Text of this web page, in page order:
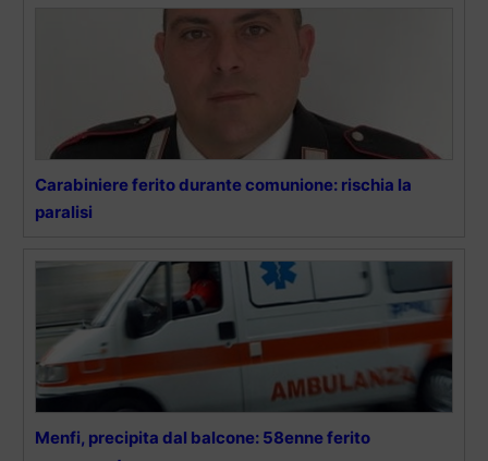
Carabiniere ferito durante comunione: rischia la
paralisi
Menfi, precipita dal balcone: 58enne ferito